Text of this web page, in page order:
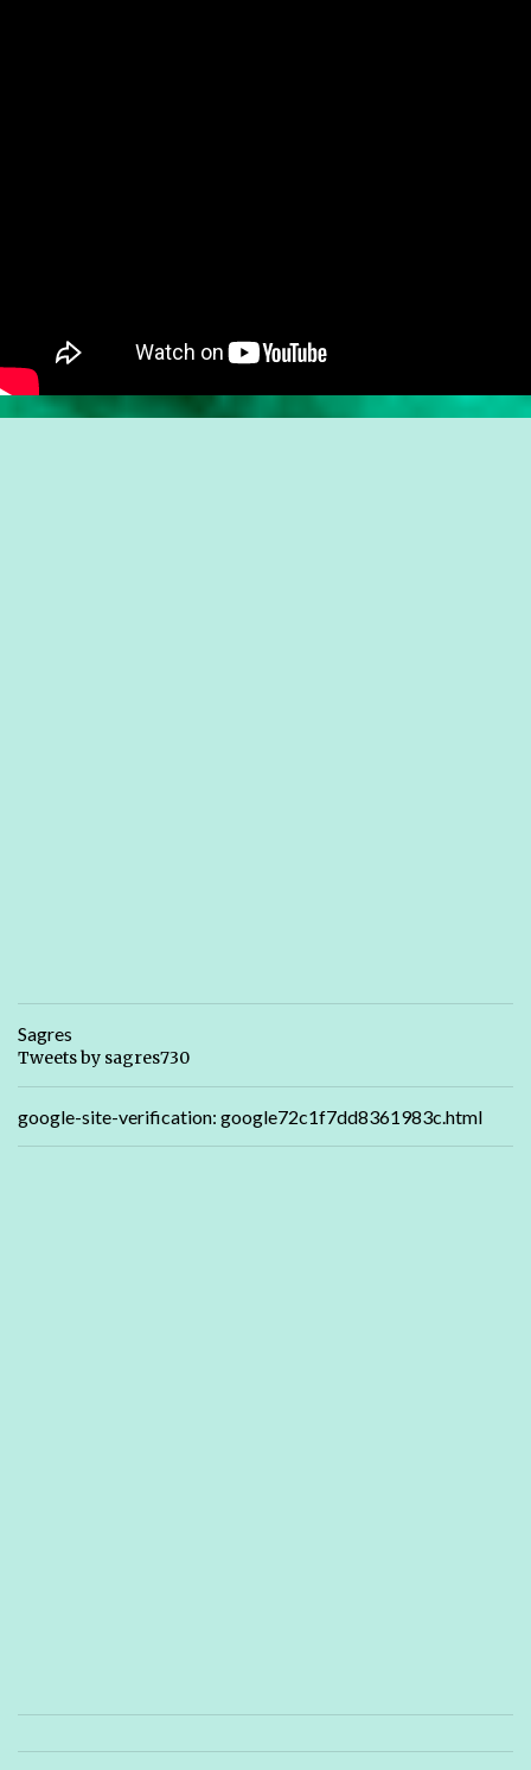
Sagres
Tweets by sagres730
google-site-verification: google72c1f7dd8361983c.html